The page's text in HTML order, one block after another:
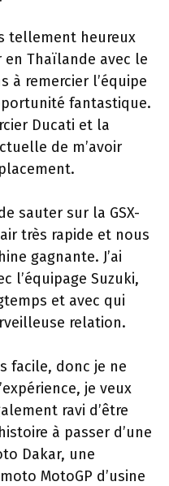
tellement heureux
en Thaïlande avec le
à remercier l’équipe
fantastique.
Ducati et la
de m’avoir
sauter sur la GSX-
très rapide et nous
gagnante. J’ai
l’équipage Suzuki,
et avec qui
relation.
facile, donc je ne
je veux
ravi d’être
à passer d’une
Dakar, une
MotoGP d’usine